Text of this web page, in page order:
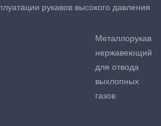
рукавов высокого давления
Металлорукав
нержавеющий
для отвода
выхлопных
газов